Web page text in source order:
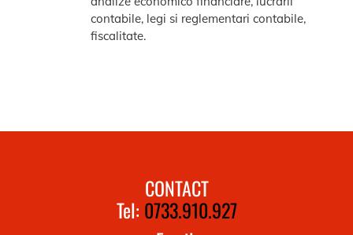
contabile, legi si reglementari contabile,
fiscalitate.
CONTACT
Tel: 0733.910.927